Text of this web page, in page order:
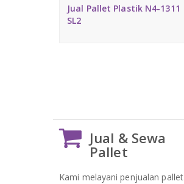
Jual Pallet Plastik N4-1311
SL2
Jual & Sewa
Pallet
Kami melayani penjualan pallet